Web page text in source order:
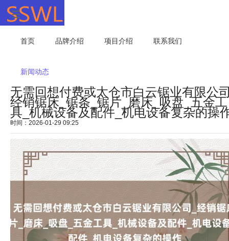
首页 品牌介绍 项目介绍 联系我们
新闻动态
无需回想付费或太仓市白云锯业有限公
经销锯床_锯条_锯片_磨床_吸盘_五金工
具_机械设备及配件_机电设备复杂的操
时间：2026-01-29 09:25